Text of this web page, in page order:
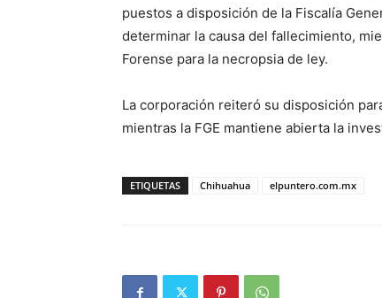
puestos a disposición de la Fiscalía
determinar la causa del fallecimiento,
Forense para la necropsia de ley.
La corporación reiteró su disposición
mientras la FGE mantiene abierta la
ETIQUETAS Chihuahua elpuntero.com.mx